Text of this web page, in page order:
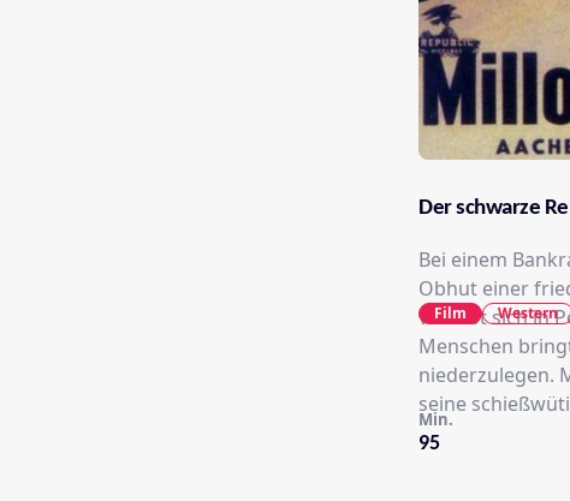
Der schwarze
Bei einem
Obhut einer
verliebt sich in
Menschen
niederzulegen.
seine
95
Min.
Film Western